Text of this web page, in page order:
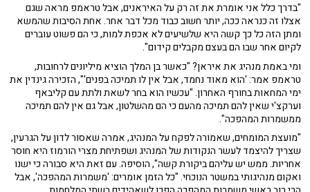
"בדרך כלל אני אומרת את זה רק על האיראנים, אבל טראמפ מראה שגם
אצלו זה כנראה ככה, יותר חשוב כבוד מכל דבר אחר. אחת הסיבות שהמשא
ומתן הזה כל כך קשה היא שלשיעים לא אכפת למות, כי הם פשוט עוברים
לקיום אחר שבו הם בעצם מקבלים קידום".
ומי באמת מנהיג את איראן? "כאשר בן המלך הוציא מיליונים לרחובות,
טראמפ אמר: 'הוא מאוד נחמד, אבל אין לו תמיכה בפנים'", הזכירה גינדין את
ימי המחאות בחורף האחרון. "עכשיו הוא בחר לשאת ולתת עם קליבאף
וערקצ'י שאין להם תמיכה מהעם כי הם מהשלטון, אבל גם אין להם תמיכה
ממשמרות המהפכה".
"מועצת המומחים, שאמורה לפקח על המנהיג, אמרה שאסור לדון על הגרעין,
שצריך להיצמד לעשר הנקודות של המנהיג ושפתיחת מצרי הורמוז היא חוסר
אחריות. ממש יש עליהם ביקורת קשה", הוסיפה. עם זאת היא סבורה כי ישנו
ואקום מנהיגותי במשטר הנוכחי. "כל הזמן אומרים: 'משמרות המהפכה', אבל